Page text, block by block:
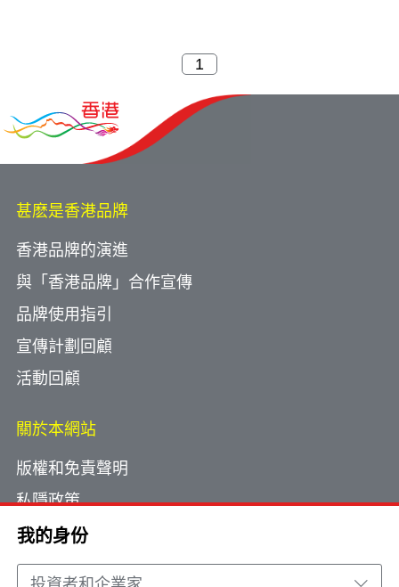
我的身份
甚麽是香港品牌
香港品牌的演進
與「香港品牌」合作宣傳
品牌使用指引
宣傳計劃回顧
活動回顧
關於本網站
版權和免責聲明
私隱政策
使用小型文字檔案
網頁指南